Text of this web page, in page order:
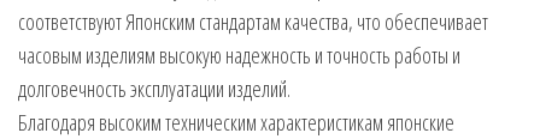
соответствуют Японским стандартам качества, что обеспечивает
часовым изделиям высокую надежность и точность работы и
долговечность эксплуатации изделий.
Благодаря высоким техническим характеристикам японские